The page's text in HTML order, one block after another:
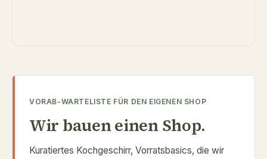
VORAB-WARTELISTE FÜR DEN EIGENEN SHOP
Wir bauen einen Shop.
Kuratiertes Kochgeschirr, Vorratsbasics, die wir